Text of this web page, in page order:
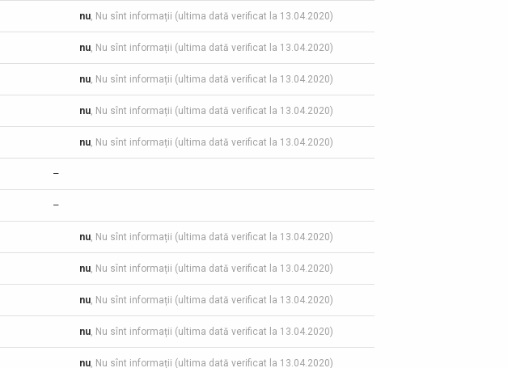
nu, Nu sînt informații (ultima dată verificat la 13.04.2020)
nu, Nu sînt informații (ultima dată verificat la 13.04.2020)
nu, Nu sînt informații (ultima dată verificat la 13.04.2020)
nu, Nu sînt informații (ultima dată verificat la 13.04.2020)
nu, Nu sînt informații (ultima dată verificat la 13.04.2020)
–
–
nu, Nu sînt informații (ultima dată verificat la 13.04.2020)
nu, Nu sînt informații (ultima dată verificat la 13.04.2020)
nu, Nu sînt informații (ultima dată verificat la 13.04.2020)
nu, Nu sînt informații (ultima dată verificat la 13.04.2020)
nu, Nu sînt informații (ultima dată verificat la 13.04.2020)